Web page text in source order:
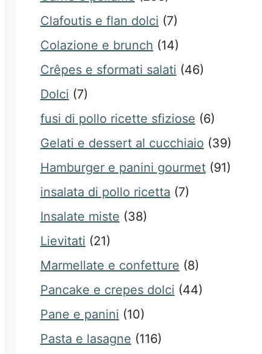
Clafoutis e flan dolci (7)
Colazione e brunch (14)
Crêpes e sformati salati (46)
Dolci (7)
fusi di pollo ricette sfiziose (6)
Gelati e dessert al cucchiaio (39)
Hamburger e panini gourmet(91)
insalata di pollo ricetta (7)
Insalate miste (38)
Lievitati (21)
Marmellate e confetture (8)
Pancake e crepes dolci (44)
Pane e panini (10)
Pasta e lasagne (116)